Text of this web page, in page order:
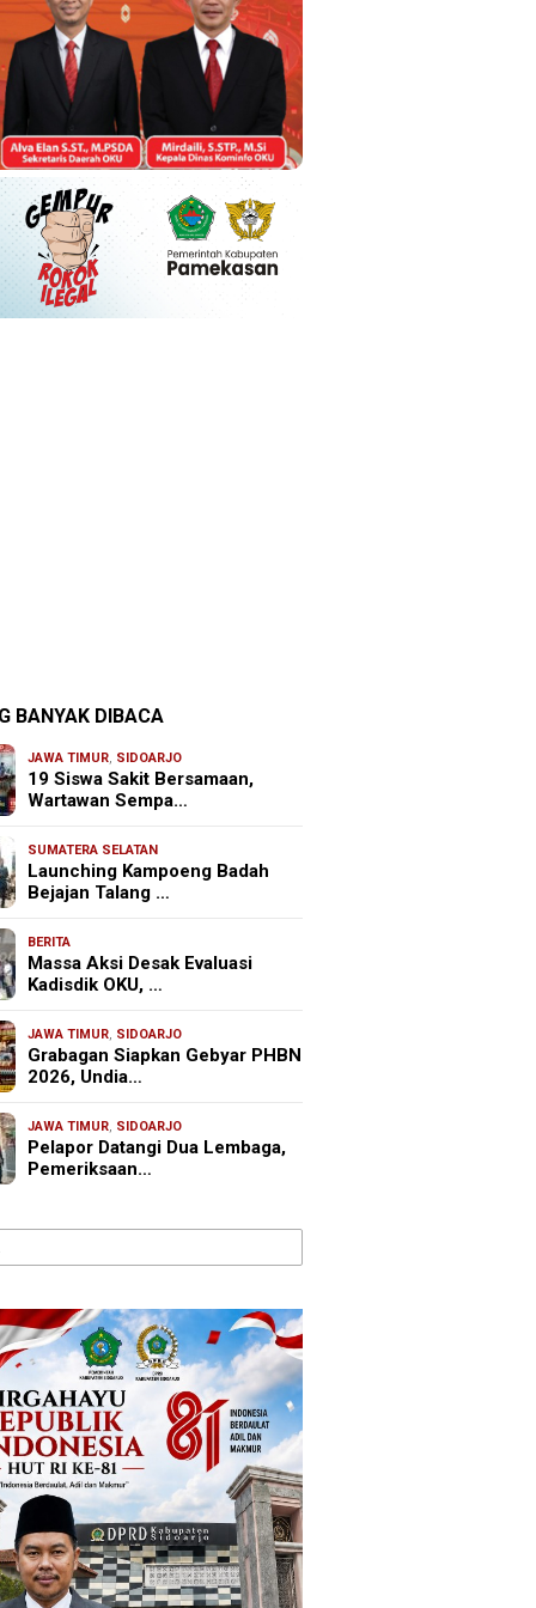
BANYAK DIBACA
JAWA TIMUR, SIDOARJO
19 Siswa Sakit Bersamaan,
Wartawan Sempa…
SUMATERA SELATAN
Launching Kampoeng Badah
Bejajan Talang …
BERITA
Massa Aksi Desak Evaluasi
Kadisdik OKU, …
JAWA TIMUR, SIDOARJO
Grabagan Siapkan Gebyar PHBN
2026, Undia…
JAWA TIMUR, SIDOARJO
Pelapor Datangi Dua Lembaga,
Pemeriksaan…